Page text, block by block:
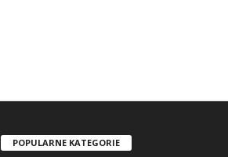
POPULARNE KATEGORIE